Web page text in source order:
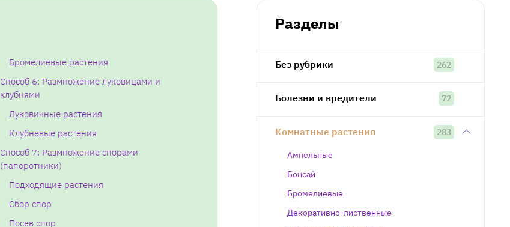
Бромелиевые растения
Способ 6: Размножение луковицами и
клубнями
Луковичные растения
Клубневые растения
Способ 7: Размножение спорами
(папоротники)
Подходящие растения
Сбор спор
Посев спор
Разделы
Без рубрики 262
Болезни и вредители 72
Комнатные растения 283
Ампельные
Бонсай
Бромелиевые
Декоративно-лиственные